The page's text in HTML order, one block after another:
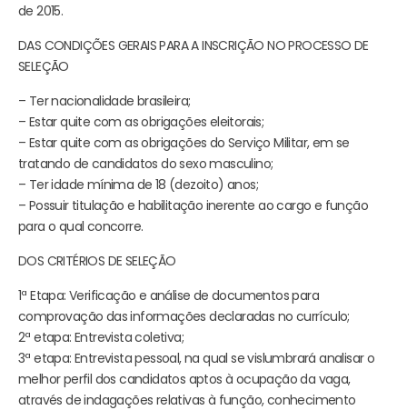
de 2015.
DAS CONDIÇÕES GERAIS PARA A INSCRIÇÃO NO PROCESSO DE
SELEÇÃO
– Ter nacionalidade brasileira;
– Estar quite com as obrigações eleitorais;
– Estar quite com as obrigações do Serviço Militar, em se
tratando de candidatos do sexo masculino;
– Ter idade mínima de 18 (dezoito) anos;
– Possuir titulação e habilitação inerente ao cargo e função
para o qual concorre.
DOS CRITÉRIOS DE SELEÇÃO
1ª Etapa: Verificação e análise de documentos para
comprovação das informações declaradas no currículo;
2ª etapa: Entrevista coletiva;
3ª etapa: Entrevista pessoal, na qual se vislumbrará analisar o
melhor perfil dos candidatos aptos à ocupação da vaga,
através de indagações relativas à função, conhecimento